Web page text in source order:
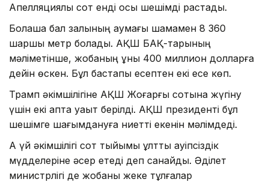
Апелляциялық сот енді осы шешімді растады.
Болашақ бал залының аумағы шамамен 8 360
шаршы метр болады. АҚШ БАҚ-тарының
мәліметінше, жобаның құны 400 миллион долларға
дейін өскен. Бұл бастапқы есептен екі есе көп.
Трамп әкімшілігіне АҚШ Жоғарғы сотына жүгіну
үшін екі апта уақыт берілді. АҚШ президенті бұл
шешімге шағымдануға ниетті екенін мәлімдеді.
Ақ үй әкімшілігі сот тыйымы ұлттық қауіпсіздік
мүдделеріне әсер етеді деп санайды. Әділет
министрлігі де жобаны жеке тұлғалар